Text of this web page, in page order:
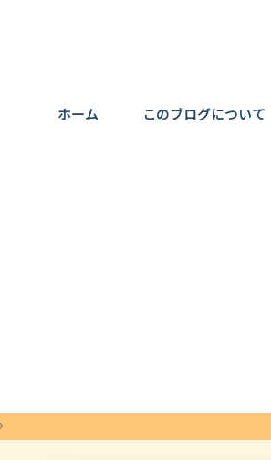
ホーム このブログについて